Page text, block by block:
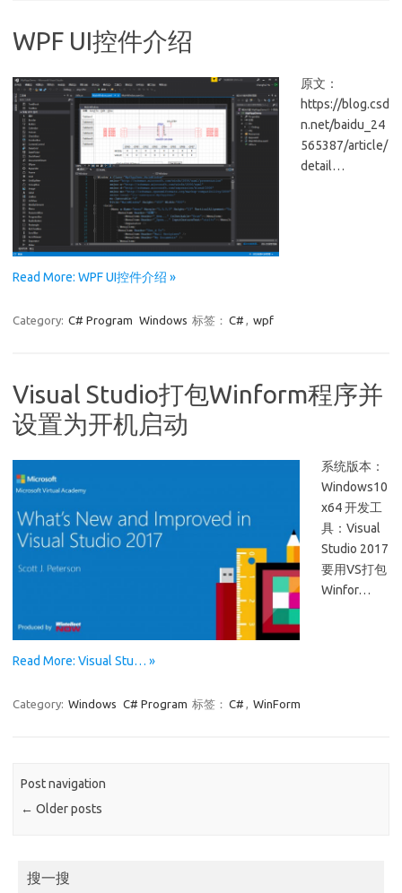
WPF UI控件介绍
原文：
https://blog.csd
n.net/baidu_24
565387/article/
detail…
Read More: WPF UI控件介绍 »
Category: C# Program Windows 标签： C# , wpf
Visual Studio打包Winform程序并
设置为开机启动
系统版本：
Windows10
x64 开发工
具：Visual
Studio 2017
要用VS打包
Winfor…
Read More: Visual Stu… »
Category: Windows C# Program 标签： C# WinForm
Post navigation
← Older posts
搜一搜